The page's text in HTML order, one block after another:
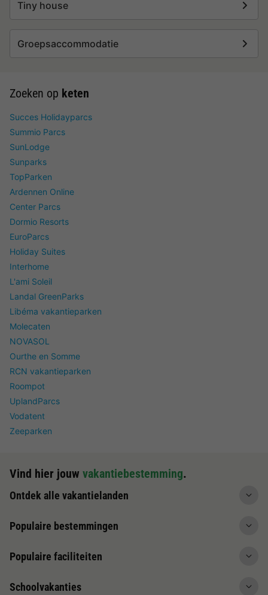
Tiny house
Groepsaccommodatie
Zoeken op keten
Succes Holidayparcs
Summio Parcs
SunLodge
Sunparks
TopParken
Ardennen Online
Center Parcs
Dormio Resorts
EuroParcs
Holiday Suites
Interhome
L'ami Soleil
Landal GreenParks
Libéma vakantieparken
Molecaten
NOVASOL
Ourthe en Somme
RCN vakantieparken
Roompot
UplandParcs
Vodatent
Zeeparken
Vind hier jouw vakantiebestemming.
Ontdek alle vakantielanden
Populaire bestemmingen
Populaire faciliteiten
Schoolvakanties